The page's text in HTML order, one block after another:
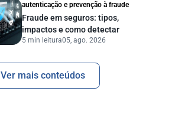
autenticação e prevenção à fraude
Fraude em seguros: tipos,
impactos e como detectar
5 min leitura05, ago. 2026
Ver mais conteúdos